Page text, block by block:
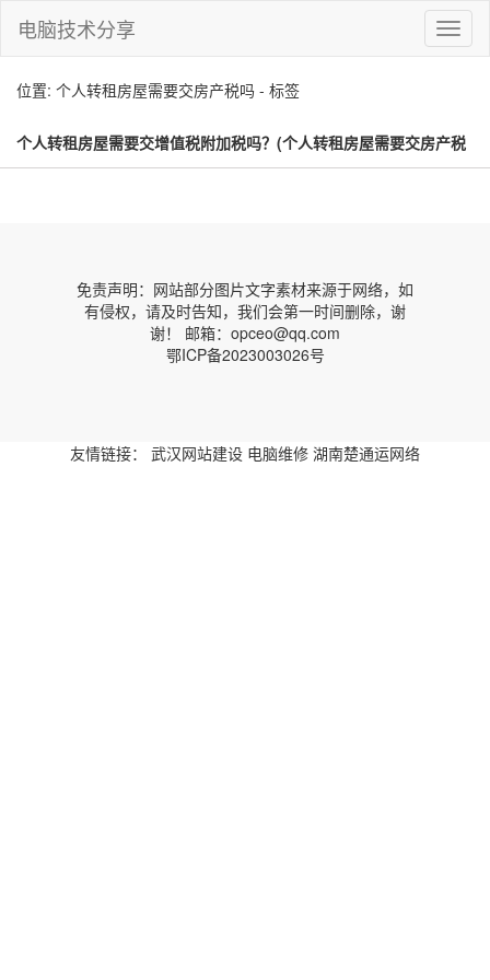
切
换
电脑技术分享
位置: 个人转租房屋需要交房产税吗 - 标签
个人转租房屋需要交增值税附加税吗？(个人转租房屋需要交房产税
吗)
免责声明：网站部分图片文字素材来源于网络，如
有侵权，请及时告知，我们会第一时间删除，谢
谢！ 邮箱：opceo@qq.com
鄂ICP备2023003026号
友情链接： 武汉网站建设 电脑维修 湖南楚通运网络